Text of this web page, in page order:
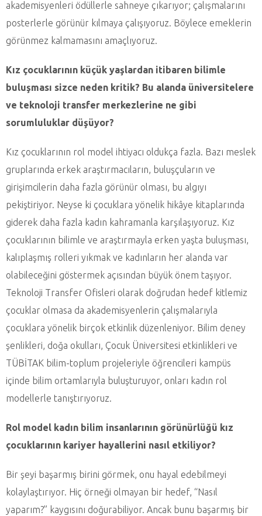
akademisyenleri ödüllerle sahneye çıkarıyor; çalışmalarını
posterlerle görünür kılmaya çalışıyoruz. Böylece emeklerin
görünmez kalmamasını amaçlıyoruz.
Kız çocuklarının küçük yaşlardan itibaren bilimle
buluşması sizce neden kritik? Bu alanda üniversitelere
ve teknoloji transfer merkezlerine ne gibi
sorumluluklar düşüyor?
Kız çocuklarının rol model ihtiyacı oldukça fazla. Bazı meslek
gruplarında erkek araştırmacıların, buluşçuların ve
girişimcilerin daha fazla görünür olması, bu algıyı
pekiştiriyor. Neyse ki çocuklara yönelik hikâye kitaplarında
giderek daha fazla kadın kahramanla karşılaşıyoruz. Kız
çocuklarının bilimle ve araştırmayla erken yaşta buluşması,
kalıplaşmış rolleri yıkmak ve kadınların her alanda var
olabileceğini göstermek açısından büyük önem taşıyor.
Teknoloji Transfer Ofisleri olarak doğrudan hedef kitlemiz
çocuklar olmasa da akademisyenlerin çalışmalarıyla
çocuklara yönelik birçok etkinlik düzenleniyor. Bilim deney
şenlikleri, doğa okulları, Çocuk Üniversitesi etkinlikleri ve
TÜBİTAK bilim-toplum projeleriyle öğrencileri kampüs
içinde bilim ortamlarıyla buluşturuyor, onları kadın rol
modellerle tanıştırıyoruz.
Rol model kadın bilim insanlarının görünürlüğü kız
çocuklarının kariyer hayallerini nasıl etkiliyor?
Bir şeyi başarmış birini görmek, onu hayal edebilmeyi
kolaylaştırıyor. Hiç örneği olmayan bir hedef, “Nasıl
yaparım?” kaygısını doğurabiliyor. Ancak bunu başarmış bir